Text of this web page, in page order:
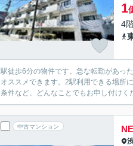
1
4
駅徒歩6分の物件です。急な転勤があっ
オススメできます。2駅利用できる場所
条件など、どんなことでもお申し付けく
中古マンション